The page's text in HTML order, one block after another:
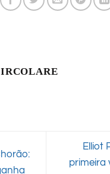
Elliot
primeira